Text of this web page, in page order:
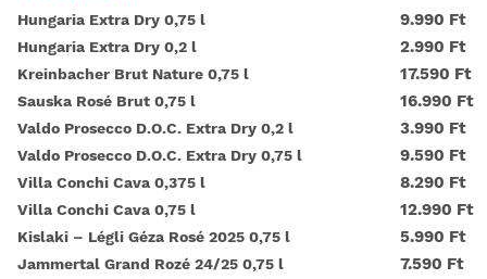
Hungaria Extra Dry 0,75 l 9.990 Ft
Hungaria Extra Dry 0,2 l 2.990 Ft
Kreinbacher Brut Nature 0,75 l 17.590 Ft
Sauska Rosé Brut 0,75 l 16.990 Ft
Valdo Prosecco D.O.C. Extra Dry 0,2 l 3.990 Ft
Valdo Prosecco D.O.C. Extra Dry 0,75 l 9.590 Ft
Villa Conchi Cava 0,375 l 8.290 Ft
Villa Conchi Cava 0,75 l 12.990 Ft
Kislaki – Légli Géza Rosé 2025 0,75 l 5.990 Ft
Jammertal Grand Rozé 24/25 0,75 l 7.590 Ft